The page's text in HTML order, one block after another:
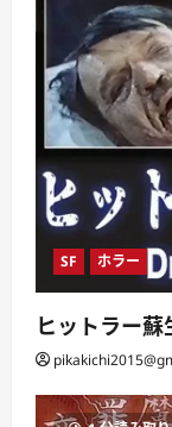
SF ホラー
ヒットラー